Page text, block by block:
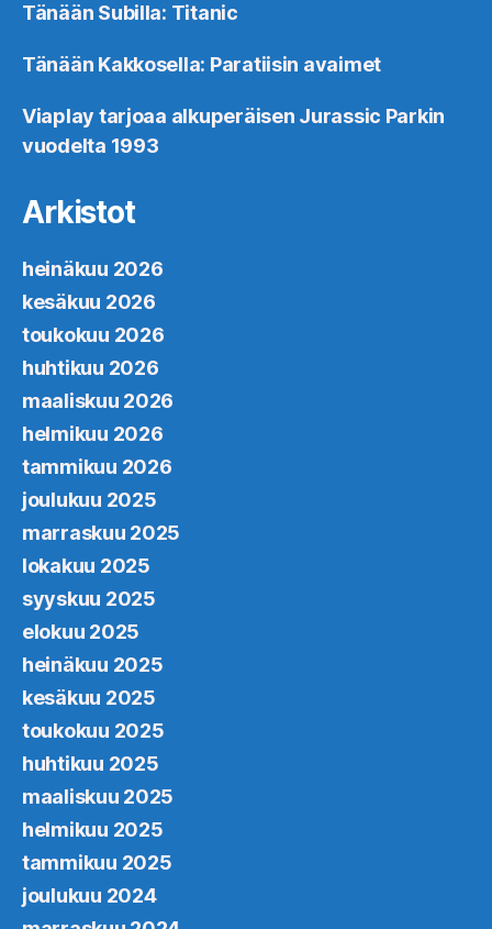
Tänään Subilla: Titanic
Tänään Kakkosella: Paratiisin avaimet
Viaplay tarjoaa alkuperäisen Jurassic Parkin
vuodelta 1993
Arkistot
heinäkuu 2026
kesäkuu 2026
toukokuu 2026
huhtikuu 2026
maaliskuu 2026
helmikuu 2026
tammikuu 2026
joulukuu 2025
marraskuu 2025
lokakuu 2025
syyskuu 2025
elokuu 2025
heinäkuu 2025
kesäkuu 2025
toukokuu 2025
huhtikuu 2025
maaliskuu 2025
helmikuu 2025
tammikuu 2025
joulukuu 2024